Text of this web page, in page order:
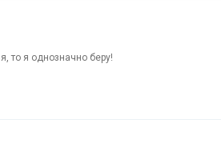
то я однозначно беру!